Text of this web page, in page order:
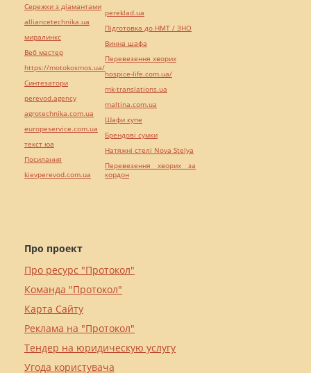
Про проект
Про ресурс "Протокол"
Команда "Протокол"
Карта Сайту
Реклама на "Протокол"
Тендер на юридическую услугу
Угода користувача
Сережки з діамантами
alliancetechnika.ua
миралинкс
Веб мастер
https://motokosmos.ua/
Синтезатори
perevod.agency
agrotechnika.com.ua
europeservice.com.ua
текст юа
Посилання
kievperevod.com.ua
pereklad.ua
Підготовка до НМТ / ЗНО
Винна шафа
Перевезення хворих
hospice-life.com.ua/
mk-translations.ua
maltina.com.ua
Шафи купе
Брендові сумки
Натяжні стелі Nova Stelya
Перевезення хворих за
кордон